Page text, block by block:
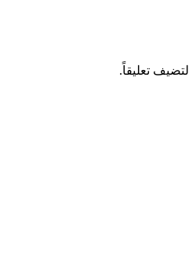
لتضيف تعليقاً.